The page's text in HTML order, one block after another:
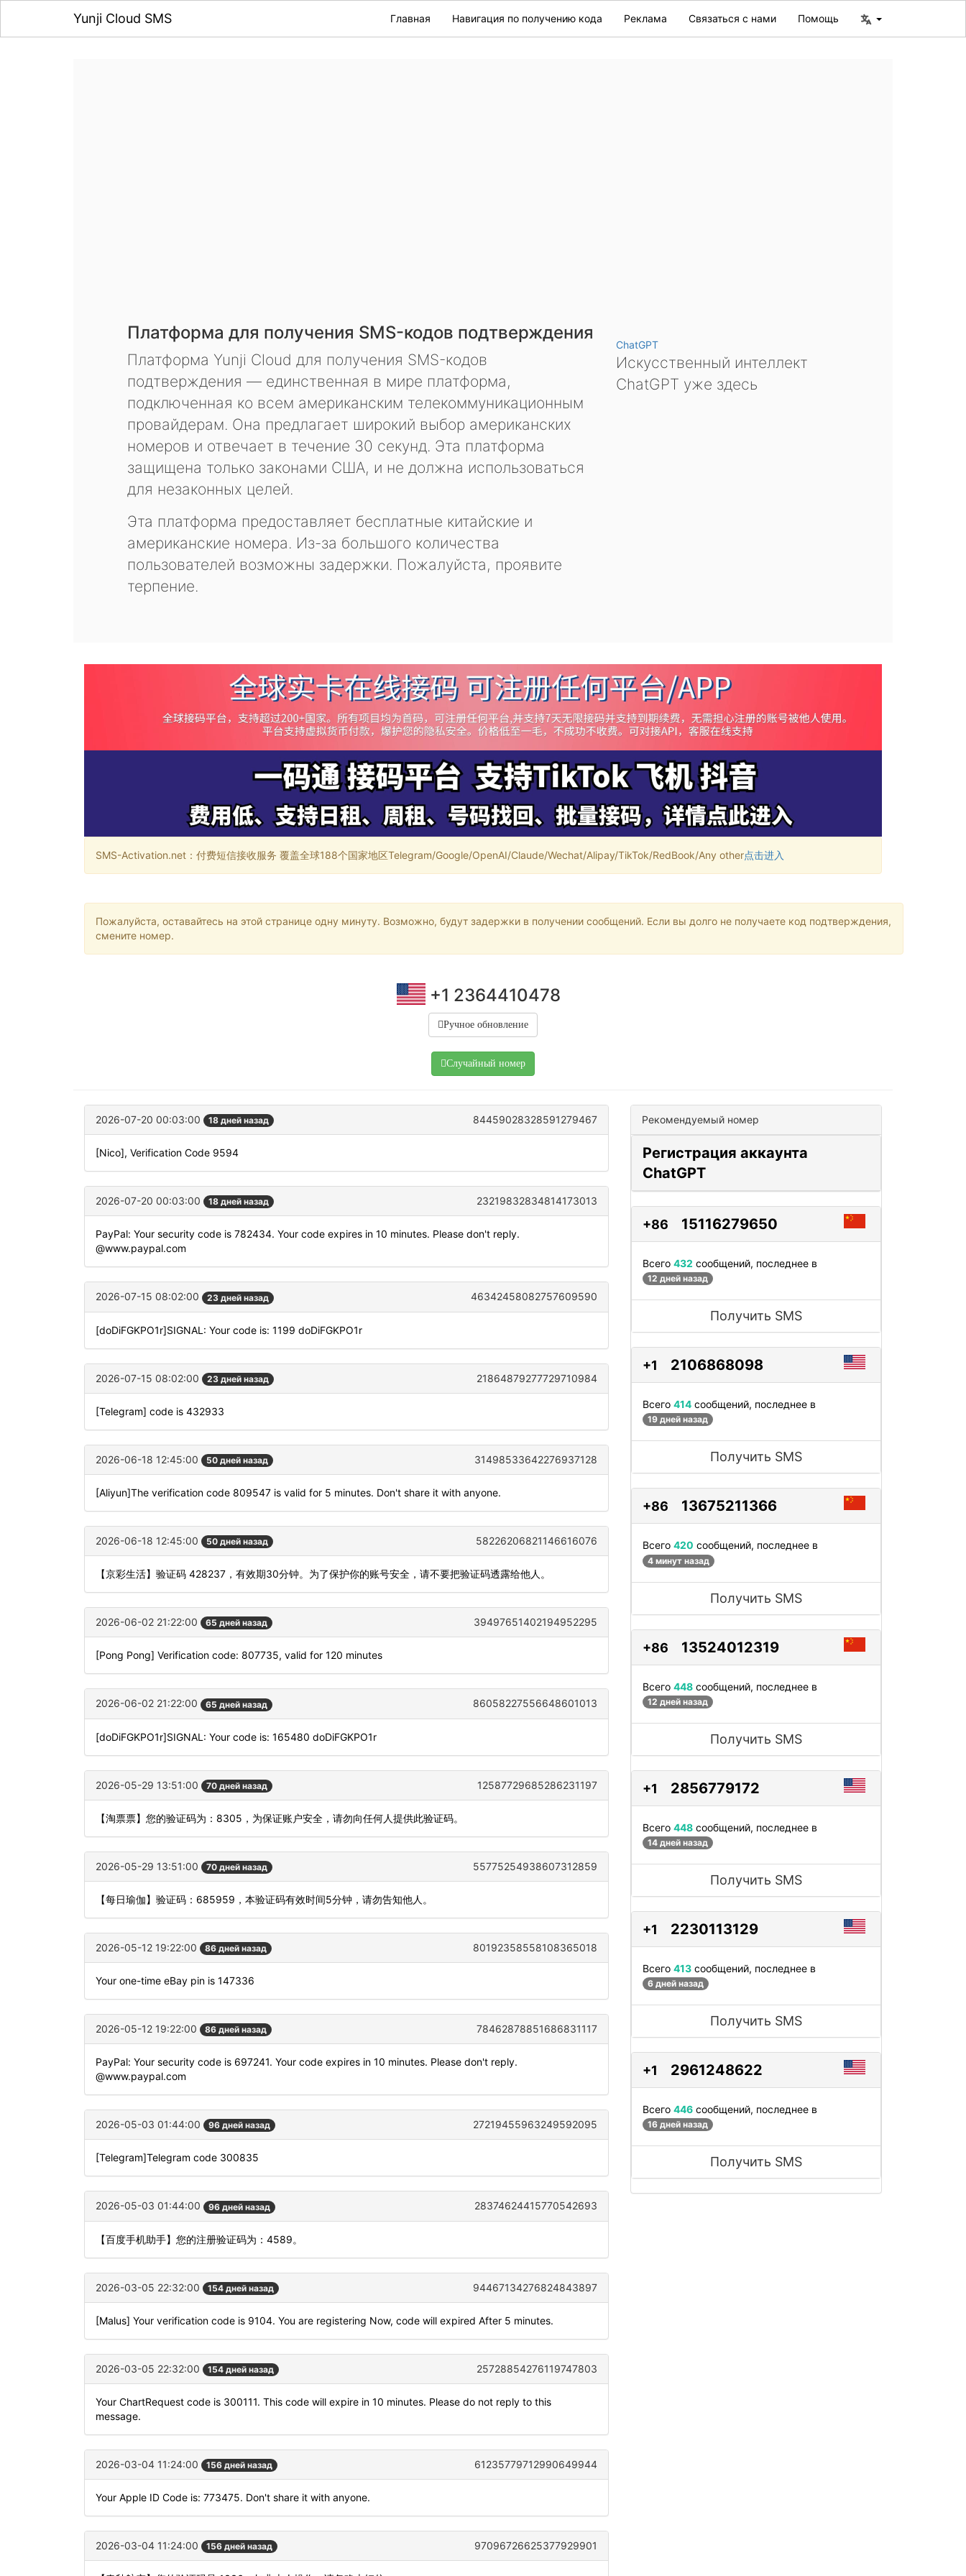
Yunji Cloud SMS Главная Навигация по получению кода Реклама Связаться с нами Помощь
Платформа для получения SMS-кодов подтверждения
Платформа Yunji Cloud для получения SMS-кодов
подтверждения — единственная в мире платформа,
подключенная ко всем американским телекоммуникационным
провайдерам. Она предлагает широкий выбор американских
номеров и отвечает в течение 30 секунд. Эта платформа
защищена только законами США, и не должна использоваться
для незаконных целей.
Эта платформа предоставляет бесплатные китайские и
американские номера. Из-за большого количества
пользователей возможны задержки. Пожалуйста, проявите
терпение.
ChatGPT
Искусственный интеллект
ChatGPT уже здесь
SMS-Activation.net：付费短信接收服务 覆盖全球188个国家地区Telegram/Google/OpenAI/Claude/Wechat/Alipay/TikTok/RedBook/Any other点击进入
Пожалуйста, оставайтесь на этой странице одну минуту. Возможно, будут задержки в получении сообщений. Если вы долго не получаете код подтверждения,
смените номер.
+1 2364410478
Ручное обновление
Случайный номер
2026-07-20 00:03:00 18 дней назад 84459028328591279467
[Nico], Verification Code 9594
2026-07-20 00:03:00 18 дней назад 23219832834814173013
PayPal: Your security code is 782434. Your code expires in 10 minutes. Please don't reply.
@www.paypal.com
2026-07-15 08:02:00 23 дней назад 46342458082757609590
[doDiFGKPO1r]SIGNAL: Your code is: 1199 doDiFGKPO1r
2026-07-15 08:02:00 23 дней назад 21864879277729710984
[Telegram] code is 432933
2026-06-18 12:45:00 50 дней назад 31498533642276937128
[Aliyun]The verification code 809547 is valid for 5 minutes. Don't share it with anyone.
2026-06-18 12:45:00 50 дней назад 58226206821146616076
【京彩生活】验证码 428237，有效期30分钟。为了保护你的账号安全，请不要把验证码透露给他人。
2026-06-02 21:22:00 65 дней назад 39497651402194952295
[Pong Pong] Verification code: 807735, valid for 120 minutes
2026-06-02 21:22:00 65 дней назад 86058227556648601013
[doDiFGKPO1r]SIGNAL: Your code is: 165480 doDiFGKPO1r
2026-05-29 13:51:00 70 дней назад 12587729685286231197
【淘票票】您的验证码为：8305，为保证账户安全，请勿向任何人提供此验证码。
2026-05-29 13:51:00 70 дней назад 55775254938607312859
【每日瑜伽】验证码：685959，本验证码有效时间5分钟，请勿告知他人。
2026-05-12 19:22:00 86 дней назад 80192358558108365018
Your one-time eBay pin is 147336
2026-05-12 19:22:00 86 дней назад 78462878851686831117
PayPal: Your security code is 697241. Your code expires in 10 minutes. Please don't reply.
@www.paypal.com
2026-05-03 01:44:00 96 дней назад 27219455963249592095
[Telegram]Telegram code 300835
2026-05-03 01:44:00 96 дней назад 28374624415770542693
【百度手机助手】您的注册验证码为：4589。
2026-03-05 22:32:00 154 дней назад 94467134276824843897
[Malus] Your verification code is 9104. You are registering Now, code will expired After 5 minutes.
2026-03-05 22:32:00 154 дней назад 25728854276119747803
Your ChartRequest code is 300111. This code will expire in 10 minutes. Please do not reply to this
message.
2026-03-04 11:24:00 156 дней назад 61235779712990649944
Your Apple ID Code is: 773475. Don't share it with anyone.
2026-03-04 11:24:00 156 дней назад 97096726625377929901
Рекомендуемый номер
Регистрация аккаунта
ChatGPT
+86 15116279650
Всего 432 сообщений, последнее в
12 дней назад
Получить SMS
+1 2106868098
Всего 414 сообщений, последнее в
19 дней назад
Получить SMS
+86 13675211366
Всего 420 сообщений, последнее в
4 минут назад
Получить SMS
+86 13524012319
Всего 448 сообщений, последнее в
12 дней назад
Получить SMS
+1 2856779172
Всего 448 сообщений, последнее в
14 дней назад
Получить SMS
+1 2230113129
Всего 413 сообщений, последнее в
6 дней назад
Получить SMS
+1 2961248622
Всего 446 сообщений, последнее в
16 дней назад
Получить SMS